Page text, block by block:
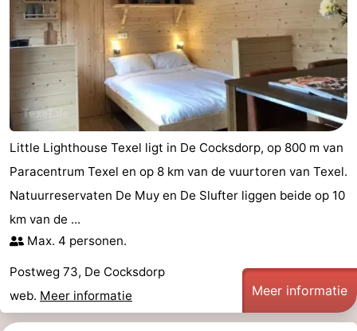
Little Lighthouse Texel ligt in De Cocksdorp, op 800 m van
Paracentrum Texel en op 8 km van de vuurtoren van Texel.
Natuurreservaten De Muy en De Slufter liggen beide op 10
km van de ...
Max. 4 personen.
Postweg 73, De Cocksdorp
web. Meer informatie Meer informatie